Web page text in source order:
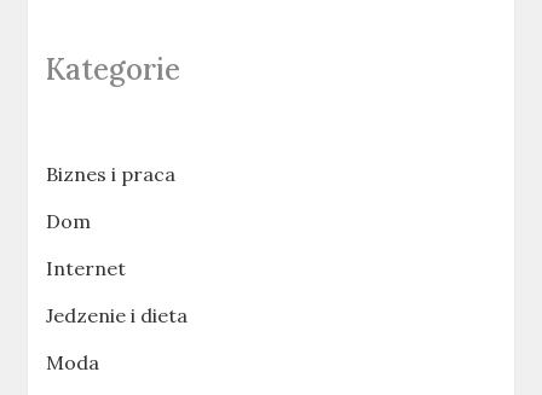
Kategorie
Biznes i praca
Dom
Internet
Jedzenie i dieta
Moda